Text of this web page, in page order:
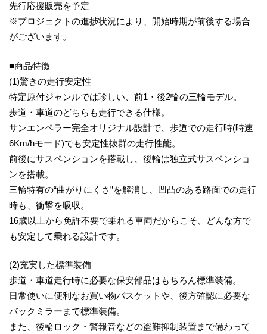
先行応援販売を予定
※プロジェクトの進捗状況により、開始時期が前後する場合
がございます。
■商品特徴
(1)驚きの走行安定性
特定原付ジャンルでは珍しい、前1・後2輪の三輪モデル。
歩道・車道のどちらも走行できる仕様。
サンエンペラー完全オリジナル設計で、歩道での走行時(時速
6Km/hモード)でも安定性抜群の走行性能。
前後にサスペンションを搭載し、後輪は独立式サスペンショ
ンを搭載。
三輪特有の“曲がりにくさ”を解消し、凹凸のある路面での走行
時も、衝撃を吸収。
16歳以上から免許不要で乗れる車両だからこそ、どんな方で
も安定して乗れる設計です。
(2)充実した標準装備
歩道・車道走行時に必要な保安部品はもちろん標準装備。
日常使いに便利なお買い物バスケットや、後方確認に必要な
バックミラーまで標準装備。
また、後輪ロック・警報音などの盗難抑制装置まで備わって